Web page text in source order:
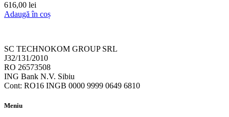
616,00 lei
Adaugă în coș
SC TECHNOKOM GROUP SRL
J32/131/2010
RO 26573508
ING Bank N.V. Sibiu
Cont: RO16 INGB 0000 9999 0649 6810
Meniu